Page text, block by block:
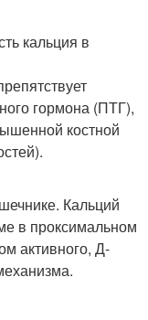
кальция в
гормона (ПТГ),
костной
Кальций
в проксимальном
активного, Д-